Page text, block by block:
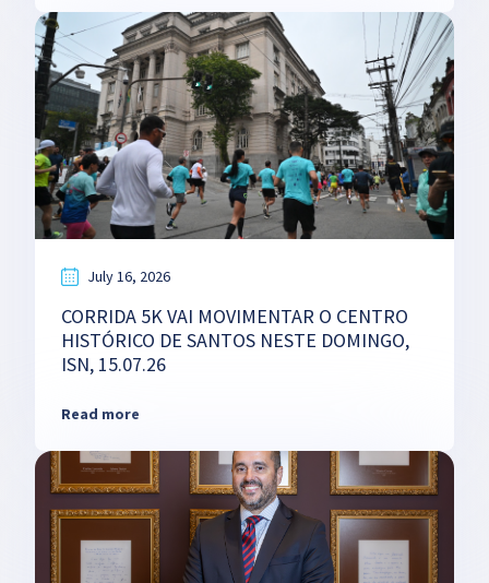
July 16, 2026
CORRIDA 5K VAI MOVIMENTAR O CENTRO
HISTÓRICO DE SANTOS NESTE DOMINGO,
ISN, 15.07.26
Read more